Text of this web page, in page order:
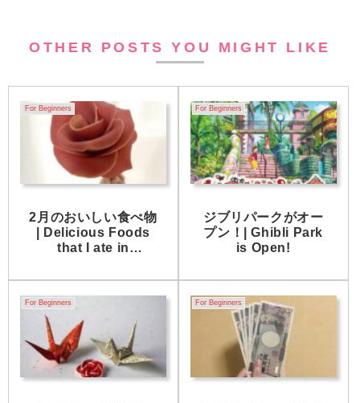
OTHER POSTS YOU MIGHT LIKE
For Beginners
2月のおいしい食べ物
| Delicious Foods
that I ate in
For Beginners
ジブリパークがオー
プン！| Ghibli Park
is Open!
For Beginners For Beginners